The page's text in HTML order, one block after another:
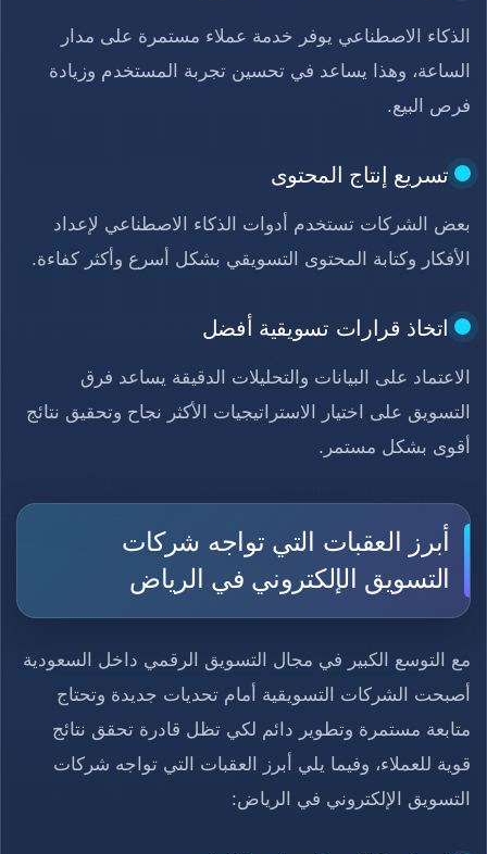
الذكاء الاصطناعي يوفر خدمة عملاء مستمرة على مدار
الساعة، وهذا يساعد في تحسين تجربة المستخدم وزيادة
فرص البيع.
تسريع إنتاج المحتوى
بعض الشركات تستخدم أدوات الذكاء الاصطناعي لإعداد
الأفكار وكتابة المحتوى التسويقي بشكل أسرع وأكثر كفاءة.
اتخاذ قرارات تسويقية أفضل
الاعتماد على البيانات والتحليلات الدقيقة يساعد فرق
التسويق على اختيار الاستراتيجيات الأكثر نجاح وتحقيق نتائج
أقوى بشكل مستمر.
أبرز العقبات التي تواجه شركات
التسويق الإلكتروني في الرياض
مع التوسع الكبير في مجال التسويق الرقمي داخل السعودية
أصبحت الشركات التسويقية أمام تحديات جديدة وتحتاج
متابعة مستمرة وتطوير دائم لكي تظل قادرة تحقق نتائج
قوية للعملاء، وفيما يلي أبرز العقبات التي تواجه شركات
التسويق الإلكتروني في الرياض: